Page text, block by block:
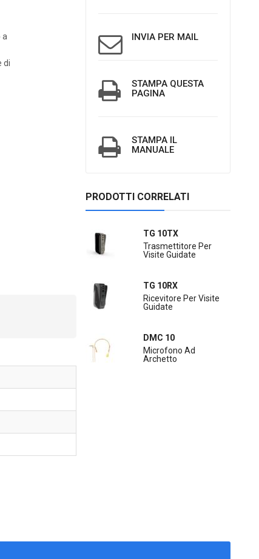
a
di
INVIA PER MAIL
STAMPA QUESTA
PAGINA
STAMPA IL
MANUALE
PRODOTTI CORRELATI
TG 10TX
Trasmettitore Per
Visite Guidate
TG 10RX
Ricevitore Per Visite
Guidate
DMC 10
Microfono Ad
Archetto